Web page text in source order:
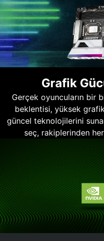
Grafik
Gerçek oyuncuların bir
beklentisi, yüksek grafik
güncel teknolojilerini
seç, rakiplerinden